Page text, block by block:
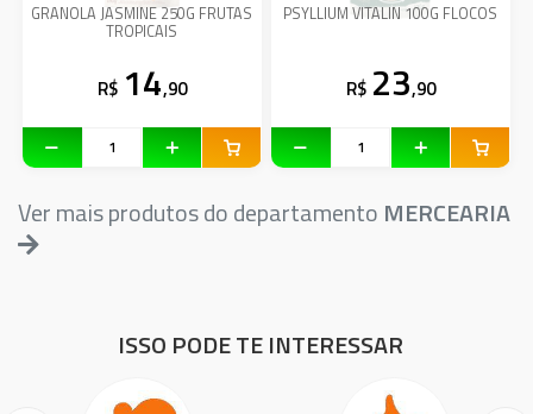
GRANOLA JASMINE 250G FRUTAS
TROPICAIS
R$ 14,90
PSYLLIUM VITALIN 100G FLOCOS
R$ 23,90
Ver mais produtos do departamento MERCEARIA
ISSO PODE TE INTERESSAR